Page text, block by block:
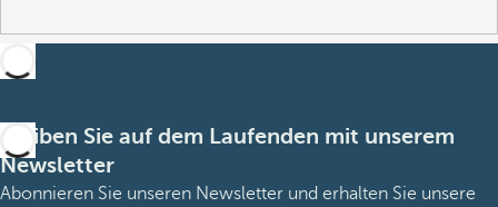
Bleiben Sie auf dem Laufenden mit unserem
Newsletter
Abonnieren Sie unseren Newsletter und erhalten Sie unsere